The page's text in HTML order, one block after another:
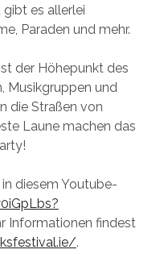
gibt es allerlei
Paraden und mehr.
der Höhepunkt des
Musikgruppen und
die Straßen von
Laune machen das
diesem Youtube-
Informationen findest
.